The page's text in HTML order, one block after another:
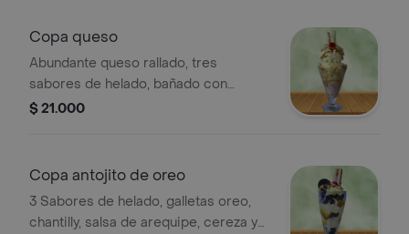
Copa queso
Abundante queso rallado, tres
sabores de helado, bañado con
crema de leche, chantilly, salsa de
$ 21.000
Copa antojito de oreo
3 Sabores de helado, galletas oreo,
chantilly, salsa de arequipe, cereza y